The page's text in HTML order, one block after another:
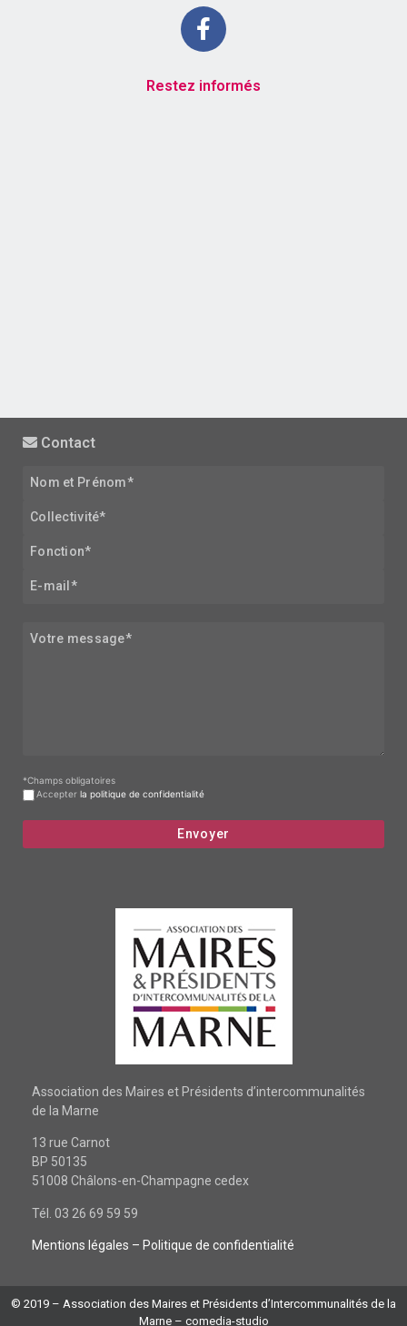
Restez informés
Association des Maires et Présidents d’intercommunalités
de la Marne
13 rue Carnot
BP 50135
51008 Châlons-en-Champagne cedex
Tél. 03 26 69 59 59
Mentions légales – Politique de confidentialité
Contact
*Champs obligatoires
Accepter la politique de confidentialité
© 2019 – Association des Maires et Présidents d’Intercommunalités de la
Marne – comedia-studio